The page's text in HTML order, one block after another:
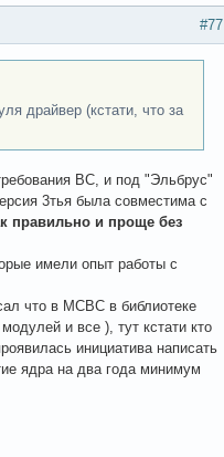
#77
драйвер (кстати, что за
ВС, и под "Эльбрус"
3тья была совместима с
правильно и проще без
имели опыт работы с
что в МСВС в библиотеке
и все ), тут кстати кто
инициатива написать
ядра на два года минимум